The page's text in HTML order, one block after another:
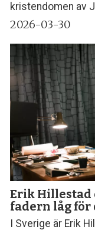
kristendomen av
2026-03-30
Erik Hillestad
fadern låg för
I Sverige är Erik